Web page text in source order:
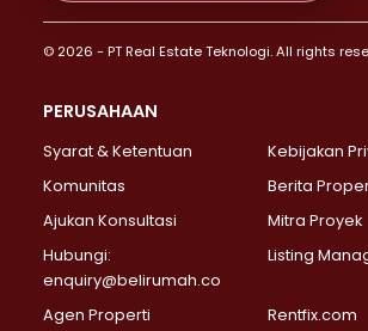
Properti Dijual di Bendungan Hilir >
Properti Dijual di Jakarta Selatan >
Properti Dijual di Lebak Bulus >
Properti Dijual di Gandaria Selatan >
Properti Dijual di Pondok Labu >
Properti Dijual di Lenteng Agung >
Properti Dijual di Senayan >
Properti Dijual di Pondok Pinang >
© 2026 - PT Real Estate Teknologi. All rights
PERUSAHAAN
Syarat & Ketentuan
Kebijakan
Komunitas
Berita
Ajukan Konsultasi
Mitra Proyek
Hubungi:
enquiry@belirumah.co
Listing
Agen Properti Rentfix.com